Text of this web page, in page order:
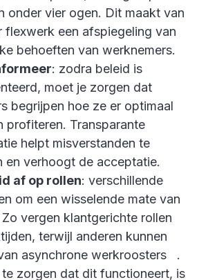
onder vier ogen. Dit maakt van
flexwerk een afspiegeling van
behoeften van werknemers.
: zodra beleid is
moet je zorgen dat
begrijpen hoe ze er optimaal
profiteren. Transparante
helpt misverstanden te
en verhoogt de acceptatie.
af op rollen: verschillende
om een wisselende mate van
vergen klantgerichte rollen
terwijl anderen kunnen
asynchrone werkroosters .
zorgen dat dit functioneert, is